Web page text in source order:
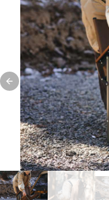
Previous slide